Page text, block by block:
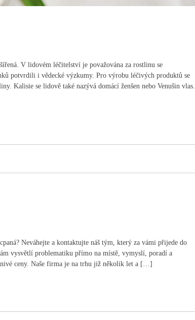
V lidovém léčitelství je považována za rostlinu se
potvrdili i vědecké výzkumy. Pro výrobu léčivých produktů se
Kalisie se lidově také nazývá domácí ženšen nebo Venušin vlas.
Neváhejte a kontaktujte náš tým, který za vámi přijede do
vysvětlí problematiku přímo na místě, vymyslí, poradí a
ceny. Naše firma je na trhu již několik let a […]